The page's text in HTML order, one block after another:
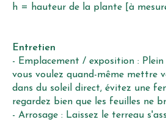
h = hauteur de la plante [à
Entretien
- Emplacement / exposition :
vous voulez quand-même mettre
dans du soleil direct, évitez une
regardez bien que les feuilles ne
- Arrosage : Laissez le terreau